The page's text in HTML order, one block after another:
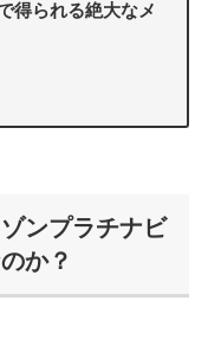
得られる絶大なメ
ンプラチナビ
か？